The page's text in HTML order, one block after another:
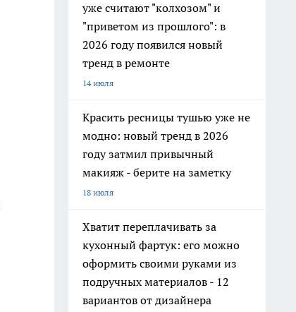
уже считают "колхозом" и
"приветом из прошлого": в
2026 году появился новый
тренд в ремонте
14 июля
Красить ресницы тушью уже не
модно: новый тренд в 2026
году затмил привычный
макияж - берите на заметку
18 июля
Хватит переплачивать за
кухонный фартук: его можно
оформить своими руками из
подручных материалов - 12
вариантов от дизайнера